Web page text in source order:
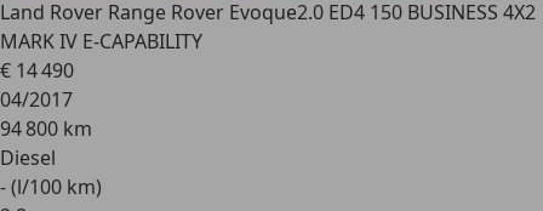
Land Rover Range Rover Evoque2.0 ED4 150 BUSINESS 4X2
MARK IV E-CAPABILITY
€ 14 490
04/2017
94 800 km
Diesel
- (l/100 km)